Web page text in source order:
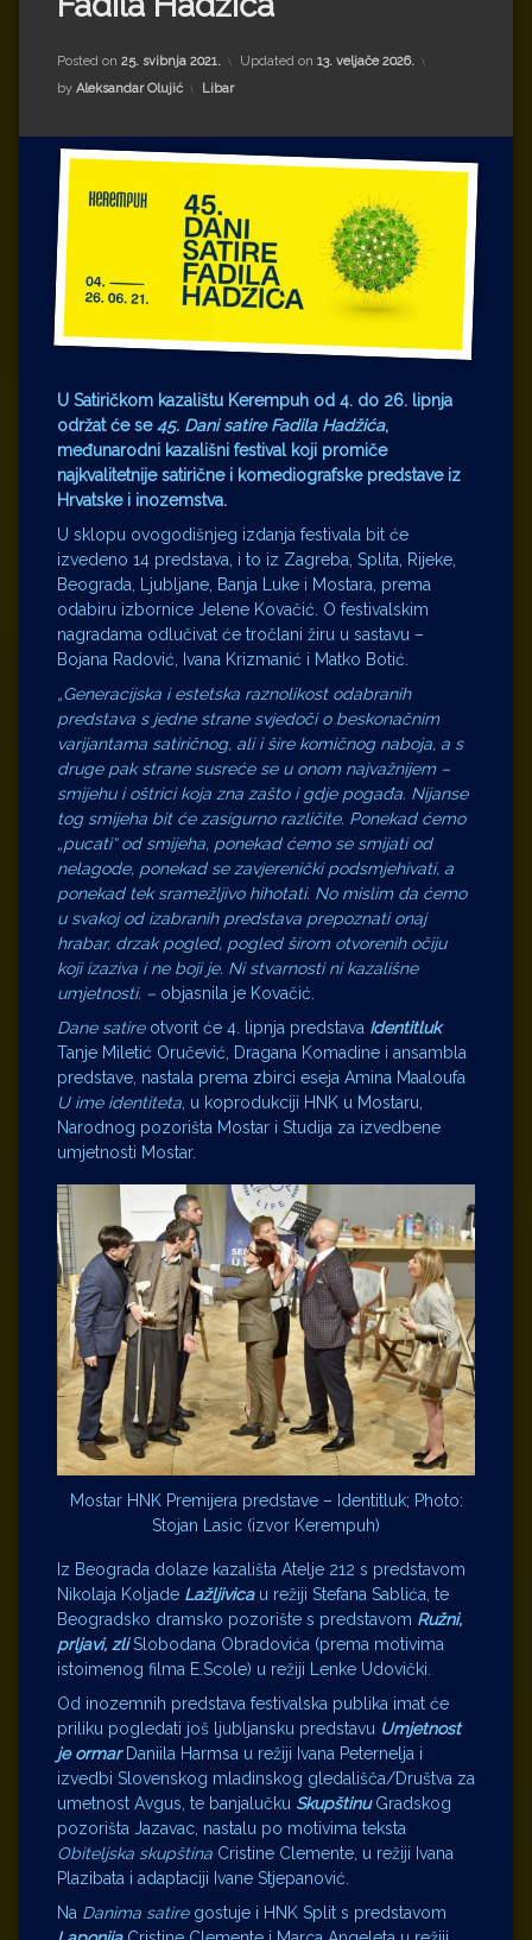
Impressum
Milenko Strižak
Drugi autori
Drugi autori
Ljiljana Lekanić-Kljaić
Željko Krznarić
Mario Lovreković
Miroslav Šantek
Posted on 25. svibnja 2021. Updated on 13. veljače 2026.
by Aleksandar Olujić Kategorije:
Libar
U Satiričkom kazalištu Kerempuh od 4. do 26. lipnja
održat će se45. Dani satire Fadila Hadžića,
međunarodni kazališni festival koji promiče
najkvalitetnije satirične i komediografske predstave iz
Hrvatske i inozemstva.
U sklopu ovogodišnjeg izdanja festivala bit će
izvedeno 14 predstava, i to iz Zagreba, Splita, Rijeke,
Beograda, Ljubljane, Banja Luke i Mostara, prema
odabiru izbornice Jelene Kovačić. O festivalskim
nagradama odlučivat će tročlani žiru u sastavu –
Bojana Radović, Ivana Krizmanić i Matko Botić.
„Generacijska i estetska raznolikost odabranih
predstava s jedne strane svjedoči o beskonačnim
varijantama satiričnog, ali i šire komičnog naboja, a s
druge pak strane susreće se u onom najvažnijem –
smijehu i oštrici koja zna zašto i gdje pogađa. Nijanse
tog smijeha bit će zasigurno različite. Ponekad ćemo
„pucati“ od smijeha, ponekad ćemo se smijati od
nelagode, ponekad se zavjerenički podsmjehivati, a
ponekad tek sramežljivo hihotati. No mislim da ćemo
u svakoj od izabranih predstava prepoznati onaj
hrabar, drzak pogled, pogled širom otvorenih očiju
koji izaziva i ne boji je. Ni stvarnosti ni kazališne
umjetnosti. – objasnila je Kovačić.
Dane satireotvorit će 4. lipnja predstava Identitluk
Tanje Miletić Oručević, Dragana Komadine i ansambla
predstave, nastala prema zbirci eseja Amina Maaloufa
U ime identiteta, u koprodukciji HNK u Mostaru,
Narodnog pozorišta Mostar i Studija za izvedbene
umjetnosti Mostar.
Mostar HNK Premijera predstave – Identitluk; Photo:
Stojan Lasic (izvor Kerempuh)
Iz Beograda dolaze kazališta Atelje 212 s predstavom
Nikolaja Koljade Lažljivicau režiji Stefana Sablića, te
Beogradsko dramsko pozorište s predstavom Ružni,
prljavi, zliSlobodana Obradovića (prema motivima
istoimenog filma E.Scole) u režiji Lenke Udovički.
Od inozemnih predstava festivalska publika imat će
priliku pogledati još ljubljansku predstavu Umjetnost
je ormarDaniila Harmsa u režiji Ivana Peternelja i
izvedbi Slovenskog mladinskog gledališča/Društva za
umetnost Avgus, te banjalučku SkupštinuGradskog
pozorišta Jazavac, nastalu po motivima teksta
Obiteljska skupština Cristine Clemente, u režiji Ivana
Plazibata i adaptaciji Ivane Stjepanović.
Na Danima satiregostuje i HNK Split s predstavom